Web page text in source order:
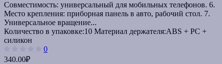
Совместимость: универсальный для мобильных телефонов. 6.
Место крепления: приборная панель в авто, рабочий стол. 7.
Универсальное вращение...
Количество в упаковке:10 Материал держателя:ABS + PC +
силикон
0
340.00₽